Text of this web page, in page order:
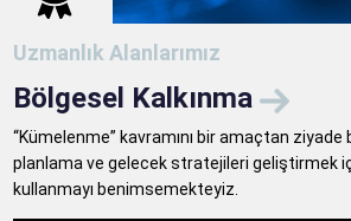
Uzmanlık Alanlarımız
Bölgesel Kalkınma
“Kümelenme” kavramını bir amaçtan ziyade
planlama ve gelecek stratejileri geliştirmek
kullanmayı benimsemekteyiz.